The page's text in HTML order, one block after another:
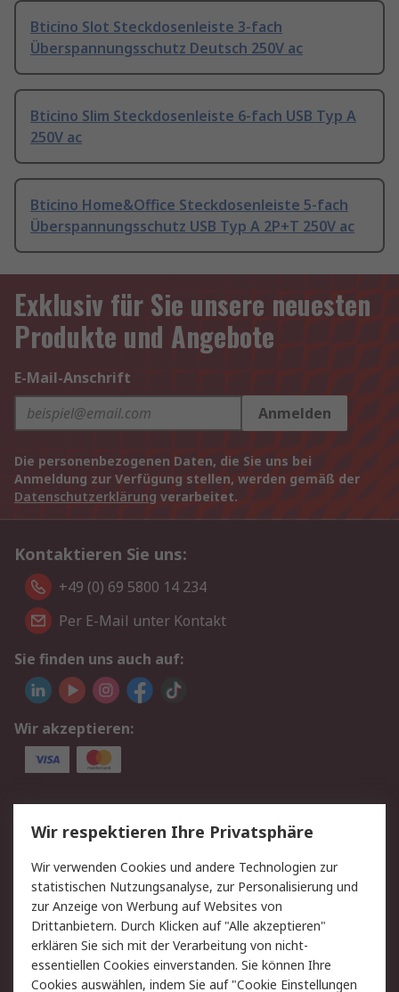
Bticino Slot Steckdosenleiste 3-fach
Überspannungsschutz Deutsch 250V ac
Bticino Slim Steckdosenleiste 6-fach USB Typ A
250V ac
Bticino Home&Office Steckdosenleiste 5-fach
Überspannungsschutz USB Typ A 2P+T 250V ac
Exklusiv für Sie unsere neuesten
Produkte und Angebote
E-Mail-Anschrift
Anmelden
Die personenbezogenen Daten, die Sie uns bei
Anmeldung zur Verfügung stellen, werden gemäß der
Datenschutzerklärung verarbeitet.
Kontaktieren Sie uns:
+49 (0) 69 5800 14 234
Per E-Mail unter Kontakt
Sie finden uns auch auf:
Wir akzeptieren:
Service
Value Added Services
Lieferlösungen
Rücksendungen
Kontakt
Hilfe
Privatkunden
Rechtliches
AGB
Datenschutz
Wir respektieren Ihre Privatsphäre
Wir verwenden Cookies und andere Technologien zur
statistischen Nutzungsanalyse, zur Personalisierung und
zur Anzeige von Werbung auf Websites von
Drittanbietern. Durch Klicken auf "Alle akzeptieren"
erklären Sie sich mit der Verarbeitung von nicht-
essentiellen Cookies einverstanden. Sie können Ihre
Cookies auswählen, indem Sie auf "Cookie Einstellungen